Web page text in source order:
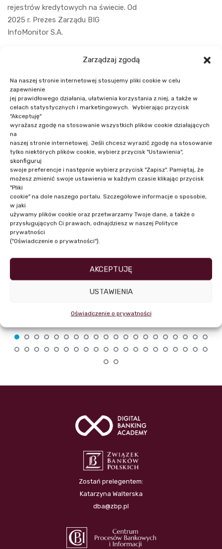
Zarządzaj zgodą
Na naszej stronie internetowej stosujemy pliki cookie w celu
zapewnienie
jej prawidłowego działania, ułatwienia korzystania z niej, a także w
celach statystycznych i marketingowych. Wybierając przycisk
"Akceptuję"
wyrażasz zgodę na stosowanie wszystkich plików cookie działających
na
naszej stronie internetowej. Jeśli chcesz wyrazić zgodę na stosowanie
tylko niektórych plików cookie, wybierz przycisk "Ustawienia",
skonfiguruj
swoje preferencje i następnie wybierz przycisk "Zapisz". Pamiętaj, że
możesz zmienić swoje ustawienia w każdym czasie klikając przycisk
"Pliki
cookie" na dole naszego portalu. Szczegółowe informacje o sposobie,
w jaki
używamy plików cookie oraz przetwarzamy Twoje dane, a także o
przysługujących Ci prawach, odnajdziesz w naszej Polityce
prywatności
("Oświadczenie o prywatności").
AKCEPTUJĘ
USTAWIENIA
Oświadczenie o prywatności
rejestrów kredytowych na świecie. Od
2025 r. Prezes Zarządu BIG
InfoMonitor S.A.
NASI PRELEGENCI
Zostań prelegentem:
Katarzyna Walterska
dba@zbp.pl